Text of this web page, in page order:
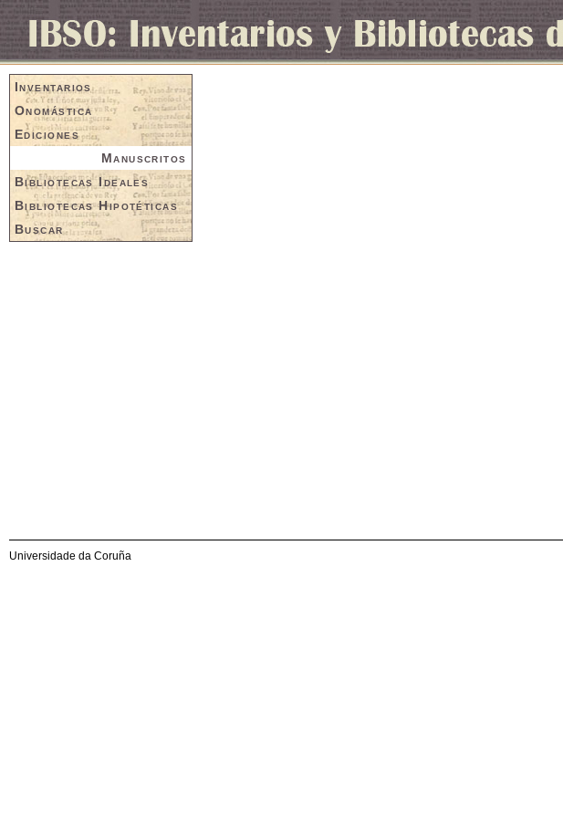
Inventarios
Onomástica
Ediciones
Manuscritos
Bibliotecas Ideales
Bibliotecas Hipotéticas
Buscar
Universidade da Coruña